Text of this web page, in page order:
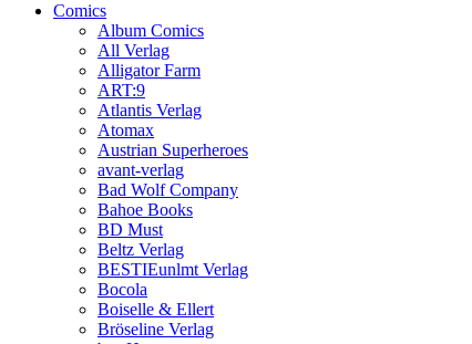
Comics
Album Comics
All Verlag
Alligator Farm
ART:9
Atlantis Verlag
Atomax
Austrian Superheroes
avant-verlag
Bad Wolf Company
Bahoe Books
BD Must
Beltz Verlag
BESTIEunlmt Verlag
Bocola
Boiselle & Ellert
Bröseline Verlag